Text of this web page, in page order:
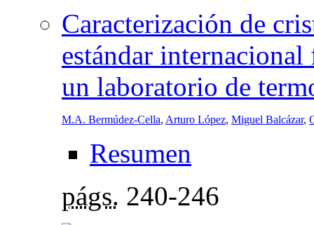
Caracterización de
estándar
un laboratorio de
M.A. Bermúdez-Cella, Arturo López, Miguel Balcázar,
Resumen
págs. 240-246